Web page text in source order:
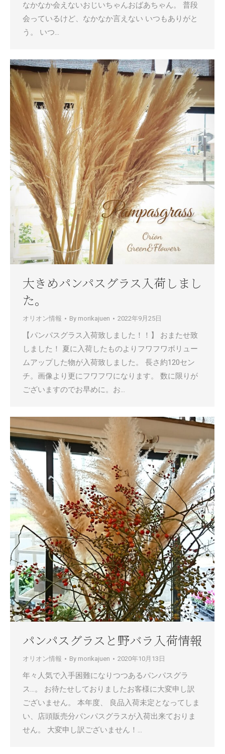
なかなか会えないおじいちゃんおばあちゃん。 普段
会っているけど、なかなか言えない いつもありがと
う。 いつ…
大きめパンパスグラス入荷しまし
た。
オリオン情報 By morikajuen 2022年9月25日
【パンパスグラス入荷致しました！！】 おまたせ致
しました！ 夏に入荷したものよりフワフワボリュー
ムアップした物が入荷致しました。 長さ約120セン
チ。画像より更にフワフワになります。 数に限りが
ございますのでお早めに。お…
パンパスグラスと野バラ入荷情報
オリオン情報 By morikajuen 2020年10月13日
年々人気で入手困難になりつつあるパンパスグラ
ス…。 お待たせしておりましたお客様に大変申し訳
ございません。 本年度、 良品入荷未定となってしま
い、店頭販売分パンパスグラスが入荷出来ておりま
せん。 大変申し訳ございません！…